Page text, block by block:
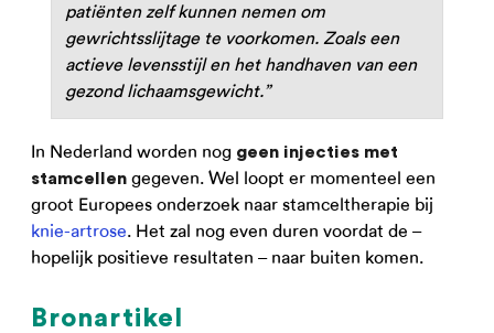
patiënten zelf kunnen nemen om
gewrichtsslijtage te voorkomen. Zoals een
actieve levensstijl en het handhaven van een
gezond lichaamsgewicht.”
In Nederland worden nog geen injecties met
stamcellen gegeven. Wel loopt er momenteel een
groot Europees onderzoek naar stamceltherapie bij
knie-artrose. Het zal nog even duren voordat de –
hopelijk positieve resultaten – naar buiten komen.
Bronartikel